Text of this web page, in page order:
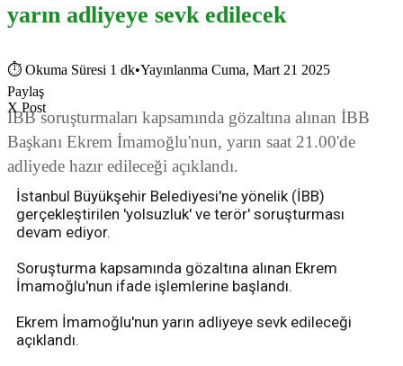
yarın adliyeye sevk edilecek
⏱ Okuma Süresi 1 dk•Yayınlanma Cuma, Mart 21 2025
Paylaş
X Post
İBB soruşturmaları kapsamında gözaltına alınan İBB
Başkanı Ekrem İmamoğlu'nun, yarın saat 21.00'de
adliyede hazır edileceği açıklandı.
İstanbul Büyükşehir Belediyesi'ne yönelik (İBB)
gerçekleştirilen 'yolsuzluk' ve terör' soruşturması
devam ediyor.
Soruşturma kapsamında gözaltına alınan Ekrem
İmamoğlu'nun ifade işlemlerine başlandı.
Ekrem İmamoğlu'nun yarın adliyeye sevk edileceği
açıklandı.